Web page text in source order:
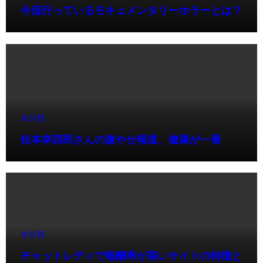
今流行っているモキュメンタリーホラーとは？
未分類
松本幸四郎さんの激やせ報道、健康が一番
未分類
チャットレディで報酬率が高いサイトの特徴と